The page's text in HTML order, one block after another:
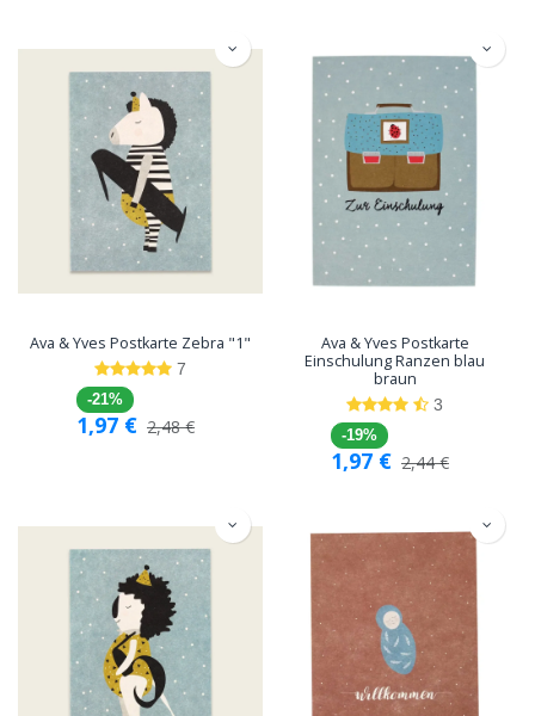
Ava & Yves Postkarte Zebra "1"
7
-21%
1,97 € 2,48€
Ava & Yves Postkarte
Einschulung Ranzen blau
braun
3
-19%
1,97 € 2,44€